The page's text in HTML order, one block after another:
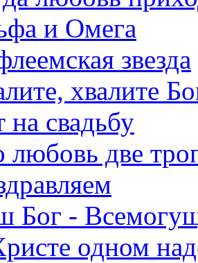
и Омега
звезда
хвалите
на свадьбу
любовь две
Бог -
одном